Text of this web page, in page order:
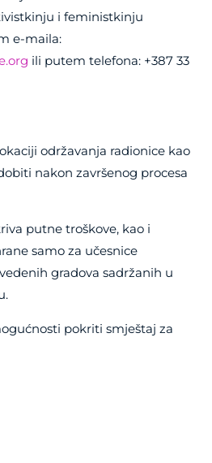
i feministkinju
e-maila:
ili putem telefona: +387 33
održavanja radionice kao
nakon završenog procesa
putne troškove, kao i
samo za učesnice
gradova sadržanih u
pokriti smještaj za